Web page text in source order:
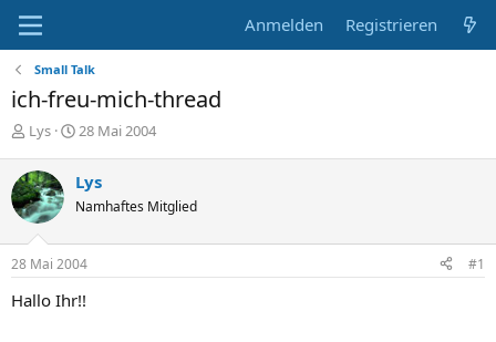
Anmelden Registrieren
Small Talk
ich-freu-mich-thread
E
s
t
e
l
l
e
Lys
E
t
e
l
t
m
28 Mai 2004
Lys
Namhaftes Mitglied
28 Mai 2004 #1
Hallo Ihr!!